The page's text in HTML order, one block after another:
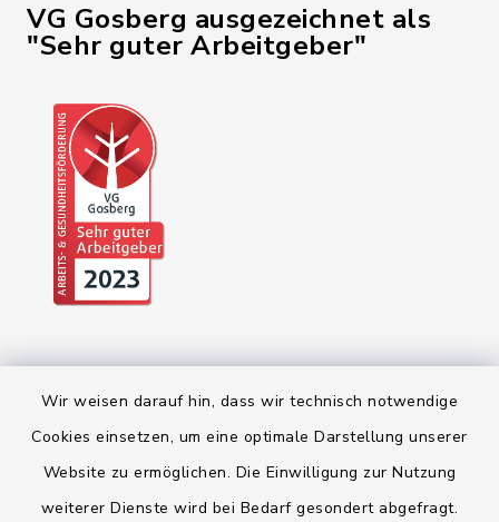
Wir weisen darauf hin, dass wir technisch notwendige
Cookies einsetzen, um eine optimale Darstellung unserer
Website zu ermöglichen. Die Einwilligung zur Nutzung
weiterer Dienste wird bei Bedarf gesondert abgefragt.
VG Gosberg ausgezeichnet als
"Sehr guter Arbeitgeber"